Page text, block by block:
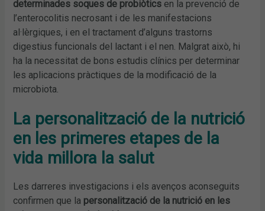
determinades soques de probiòtics en la prevenció de
l’enterocolitis necrosant i de les manifestacions
al·lèrgiques, i en el tractament d’alguns trastorns
digestius funcionals del lactant i el nen. Malgrat això, hi
ha la necessitat de bons estudis clínics per determinar
les aplicacions pràctiques de la modificació de la
microbiota.
La personalització de la nutrició
en les primeres etapes de la
vida millora la salut
Les darreres investigacions i els avenços aconseguits
confirmen que la personalització de la nutrició en les